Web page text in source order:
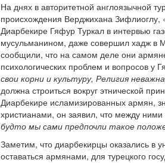
На днях в авторитетной англоязычной
происхождения Верджихана
Диарбекире Гяфур Туркал в интервью
мусульманином, даже совершил хадж в
сообщили, что на самом деле они
психологических проблем и вопросов
свои корни и культуру, Религия
должна строиться вокруг этнической
Диарбекире исламизированных армян,
христианами, он заявил, что между
будто мы сами предпочли такое
Заметим, что диарбекирцы оказались в
оставаться армянами, для турецкого